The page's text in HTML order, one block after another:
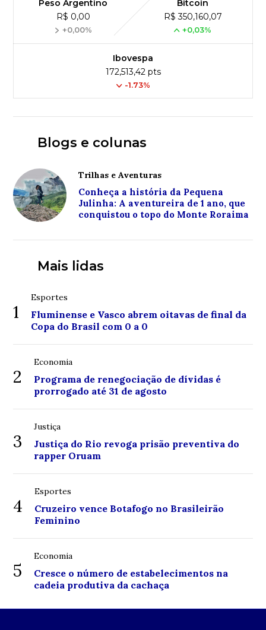
Peso Argentino
R$ 0,00
+0,00%
Bitcoin
R$ 350,160,07
+0,03%
Ibovespa
172,513,42 pts
-1.73%
Blogs e colunas
Trilhas e Aventuras
Conheça a história da Pequena
Julinha: A aventureira de 1 ano, que
conquistou o topo do Monte Roraima
Mais lidas
1
Esportes
Fluminense e Vasco abrem oitavas de final da
Copa do Brasil com 0 a 0
2
Economia
Programa de renegociação de dívidas é
prorrogado até 31 de agosto
3
Justiça
Justiça do Rio revoga prisão preventiva do
rapper Oruam
4
Esportes
Cruzeiro vence Botafogo no Brasileirão
Feminino
5
Economia
Cresce o número de estabelecimentos na
cadeia produtiva da cachaça